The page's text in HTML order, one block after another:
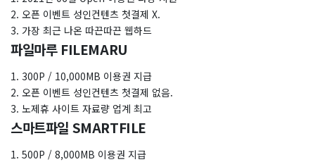
2. 오픈 이벤트 성인컨텐츠 첫결제 X.
3. 가장 최근 나온 따끈따끈 웹하드
파일마루 FILEMARU
1. 300P / 10,000MB 이용권 지급
2. 오픈 이벤트 성인컨텐츠 첫결제 없음.
3. 노제휴 사이트 자료량 업계 최고
스마트파일 SMARTFILE
1. 500P / 8,000MB 이용권 지급